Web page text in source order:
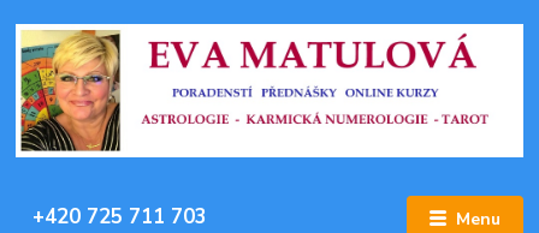
Menu
+420 725 711 703